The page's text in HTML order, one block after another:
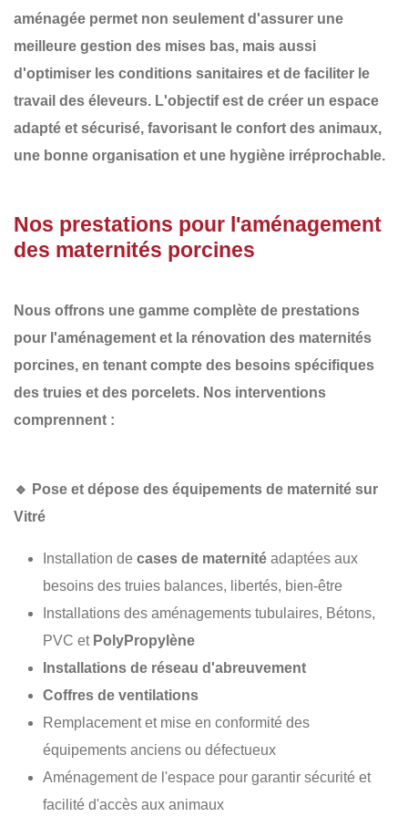
aménagée permet non seulement d'assurer une
meilleure gestion des mises bas, mais aussi
d'optimiser les conditions sanitaires et de faciliter le
travail des éleveurs. L'objectif est de créer un espace
adapté et sécurisé, favorisant le confort des animaux,
une bonne organisation et une hygiène irréprochable.
Nos prestations pour l'aménagement
des maternités porcines
Nous offrons une gamme complète de prestations
pour l'aménagement et la rénovation des maternités
porcines, en tenant compte des besoins spécifiques
des truies et des porcelets. Nos interventions
comprennent :
🔹 Pose et dépose des équipements de maternité sur
Vitré
Installation de cases de maternité adaptées aux
besoins des truies balances, libertés, bien-être
Installations des aménagements tubulaires, Bétons,
PVC et PolyPropylène
Installations de réseau d'abreuvement
Coffres de ventilations
Remplacement et mise en conformité des
équipements anciens ou défectueux
Aménagement de l'espace pour garantir sécurité et
facilité d'accès aux animaux